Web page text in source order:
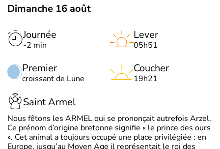
Dimanche 16 août
Journée
-2 min
Premier
croissant de Lune
Lever
05h51
Coucher
19h21
Saint Armel
Nous fêtons les ARMEL qui se prononçait autrefois Arzel.
Ce prénom d’origine bretonne signifie « le prince des ours
». Cet animal a toujours occupé une place privilégiée : en
Europe, jusqu’au Moyen Age il représentait le roi des